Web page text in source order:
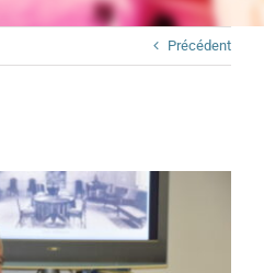
Précédent